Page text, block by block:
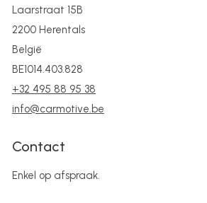
Laarstraat 15B
2200 Herentals
België
BE1014.403.828
+32 495 88 95 38
info@carmotive.be
Contact
Enkel op afspraak.